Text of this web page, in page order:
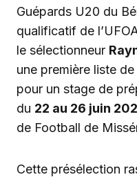
Guépards U20 du
qualificatif de
le sélectionneur
une première liste de
pour un stage de
du 22 au 26 juin
de Football de
Cette présélection